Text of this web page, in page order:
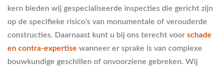
kern bieden wij gespecialiseerde inspecties die gericht zijn
op de specifieke risico’s van monumentale of verouderde
constructies. Daarnaast kunt u bij ons terecht voor schade
en contra-expertise wanneer er sprake is van complexe
bouwkundige geschillen of onvoorziene gebreken. Wij